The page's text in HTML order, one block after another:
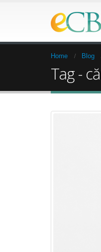
Home Blog
Tag -